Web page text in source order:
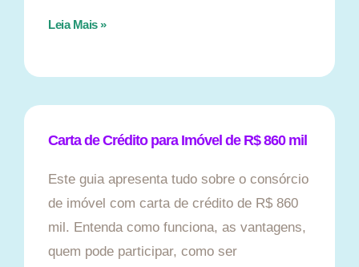
Leia Mais »
Carta de Crédito para Imóvel de R$ 860 mil
Este guia apresenta tudo sobre o consórcio
de imóvel com carta de crédito de R$ 860
mil. Entenda como funciona, as vantagens,
quem pode participar, como ser